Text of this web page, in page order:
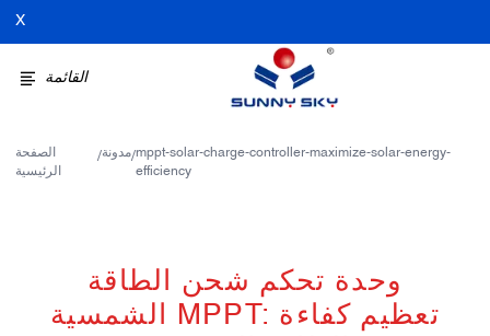
X
القائمة
الصفحة
الرئيسية
/مدونة/mppt-solar-charge-controller-maximize-solar-energy-
efficiency
وحدة تحكم شحن الطاقة
الشمسية MPPT: تعظيم كفاءة